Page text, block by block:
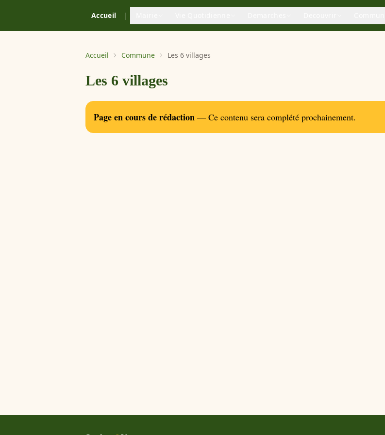
Accueil |
Accueil Commune Les 6 villages
Les 6 villages
Page en cours de rédaction — Ce contenu sera complété prochainement.